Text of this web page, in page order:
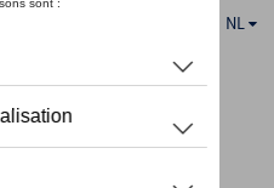
NL
die u zoekt niet vinden